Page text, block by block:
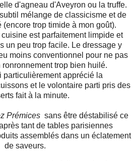
d'agneau d'Aveyron ou la truffe.
mélange de classicisme et de
trop timide à mon goût).
est parfaitement limpide et
un peu trop facile. Le dressage y
moins conventionnel pour ne pas
ronronnement trop bien huilé.
particulièrement apprécié la
et le volontaire parti pris des
fait à la minute.
Prémicessans être déstabilisé ce
tant de tables parisiennes
assemblés dans un éclatement
de saveurs.